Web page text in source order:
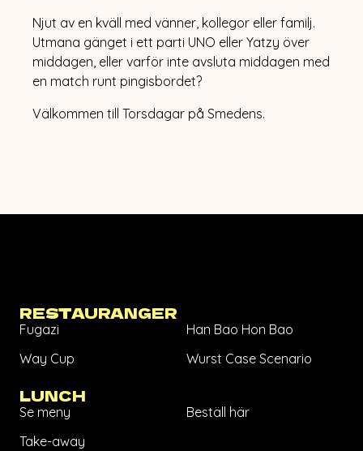
HAPPENINGS
EVENT
JULBORD
ÖPPETTIDER
OM MATHALLEN
KONTAKT
Njut av en kväll med vänner, kollegor eller familj.
Utmana gänget i ett parti UNO eller Yatzy över
middagen, eller varför inte avsluta middagen med
en match runt pingisbordet?
Välkommen till Torsdagar på Smedens.
RESTAURANGER
Fugazi
Han Bao Hon Bao
Way Cup
Wurst Case Scenario
LUNCH
Se meny
Beställ här
Take-away